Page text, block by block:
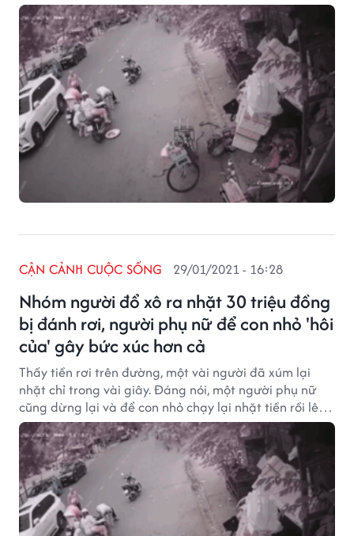
Nhóm người đổ xô ra nhặt 30 triệu đồng
bị đánh rơi, người phụ nữ để con nhỏ 'hôi
của' gây bức xúc hơn cả
CẬN CẢNH CUỘC SỐNG 29/01/2021 - 16:28
Thấy tiền rơi trên đường, một vài người đã xúm lại
nhặt chỉ trong vài giây. Đáng nói, một người phụ nữ
cũng dừng lại và để con nhỏ chạy lại nhặt tiền rồi lên
xe bỏ đi.